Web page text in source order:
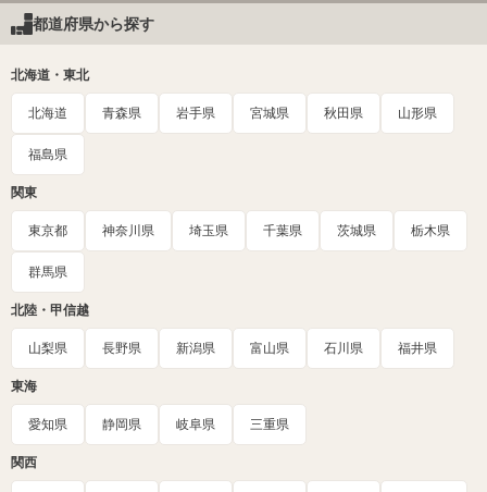
都道府県から探す
北海道・東北
北海道 青森県 岩手県 宮城県 秋田県 山形県
福島県
関東
東京都 神奈川県 埼玉県 千葉県 茨城県 栃木県
群馬県
北陸・甲信越
山梨県 長野県 新潟県 富山県 石川県 福井県
東海
愛知県 静岡県 岐阜県 三重県
関西